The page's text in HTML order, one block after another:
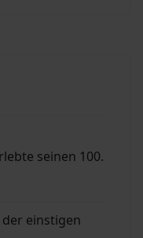
seinen 100.
einstigen